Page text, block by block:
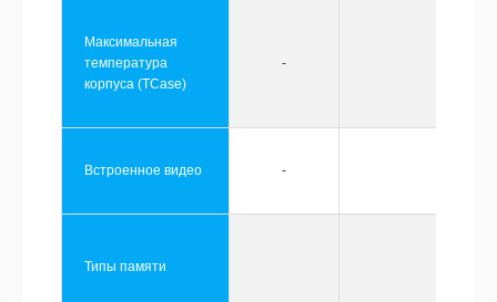
Максимальная
температура
корпуса (TCase)
-
Встроенное видео -
Типы памяти